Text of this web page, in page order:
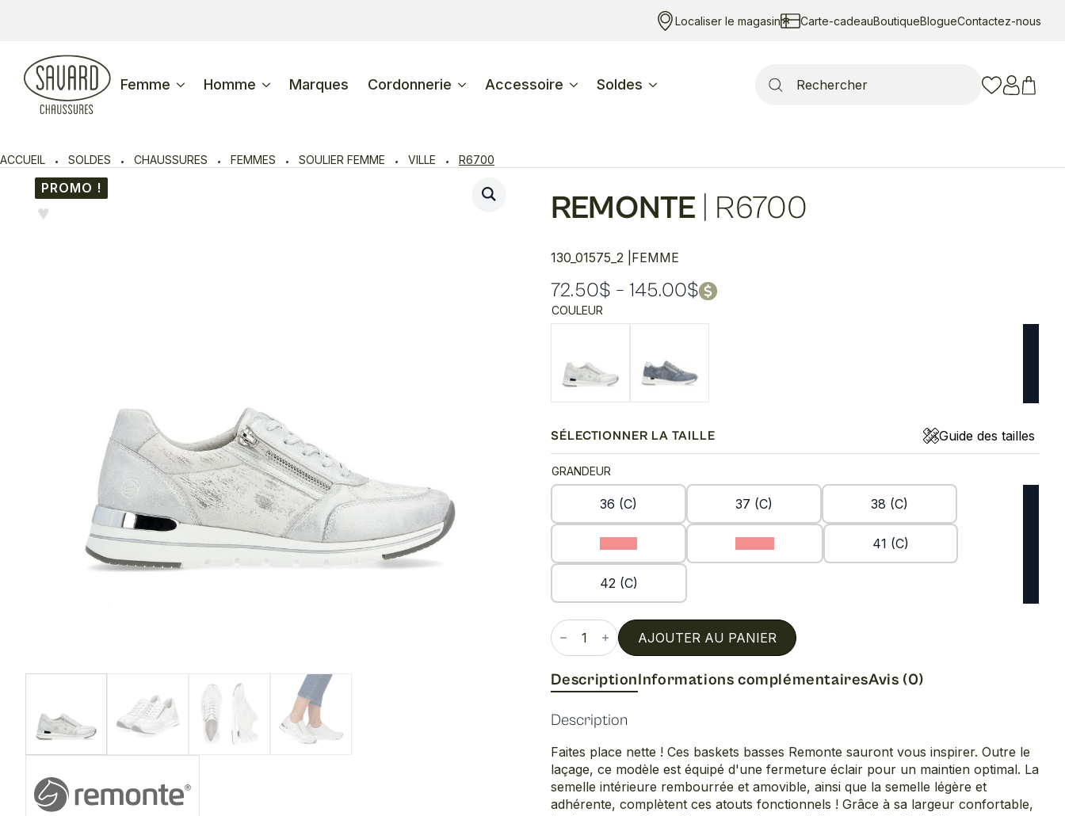
Localiser le magasin Carte-cadeauBoutiqueBlogueContactez-nous
Femme Homme Marques Cordonnerie Accessoire Soldes
for:
ACCUEIL SOLDES CHAUSSURES FEMMES SOULIER FEMME VILLE R6700
PROMO !
♥︎ REMONTE R6700
130_01575_2 | FEMME
72.50$ – 145.00$
Plage
de
72.50$
à
COULEUR
SÉLECTIONNER LA TAILLE Guide des tailles
GRANDEUR
36 (C) 37 (C) 38 (C)
41 (C)
42 (C)
quantité
de
R6700
AJOUTER AU PANIER
DescriptionInformations complémentairesAvis (0)
Description
Faites place nette ! Ces baskets basses Remonte sauront vous inspirer. Outre le
laçage, ce modèle est équipé d'une fermeture éclair pour un maintien optimal. La
semelle intérieure rembourrée et amovible, ainsi que la semelle légère et
adhérente, complètent ces atouts fonctionnels ! Grâce à sa largeur confortable,